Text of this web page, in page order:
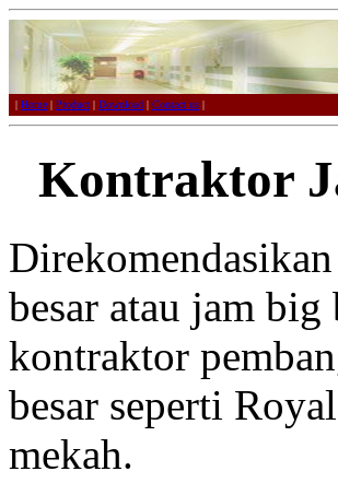
| Home | Product | Download | Contact us |
Kontraktor
besar atau jam big
kontraktor
besar seperti
mekah.